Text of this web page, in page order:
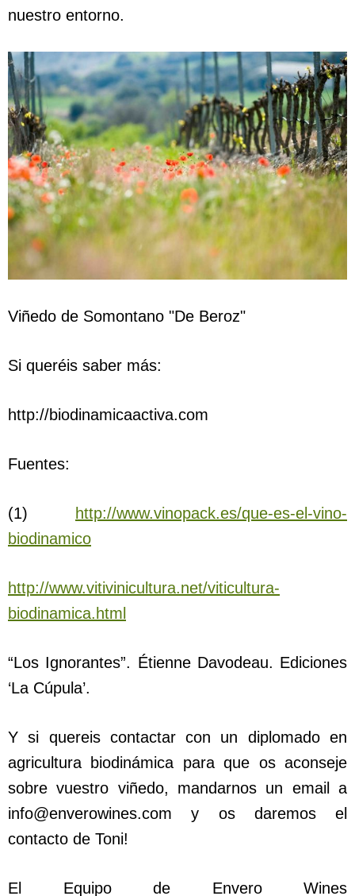
nuestro entorno.
Viñedo de Somontano "De Beroz"
Si queréis saber más:
http://biodinamicaactiva.com
Fuentes:
(1)
http://www.vinopack.es/que-es-el-vino-
biodinamico
http://www.vitivinicultura.net/viticultura-
biodinamica.html
“Los Ignorantes”. Étienne Davodeau. Ediciones
‘La Cúpula’.
Y si quereis contactar con un diplomado en
agricultura biodinámica para que os aconseje
sobre vuestro viñedo, mandarnos un email a
info@enverowines.com y os daremos el
contacto de Toni!
El Equipo de Envero Wines